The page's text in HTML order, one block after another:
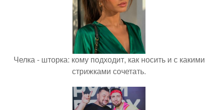
Челка - шторка: кому подходит, как носить и с какими
стрижками сочетать.